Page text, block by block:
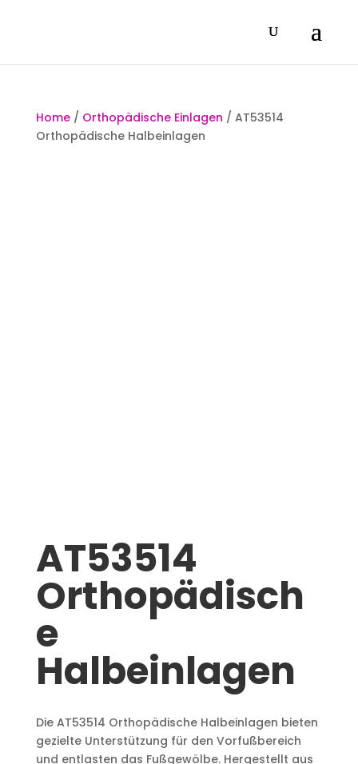
Home/ Orthopädische Einlagen / AT53514
Orthopädische Halbeinlagen
AT53514
Orthopädisch
e
Halbeinlagen
Die AT53514 Orthopädische Halbeinlagen bieten
gezielte Unterstützung für den Vorfußbereich
und entlasten das Fußgewölbe. Hergestellt aus